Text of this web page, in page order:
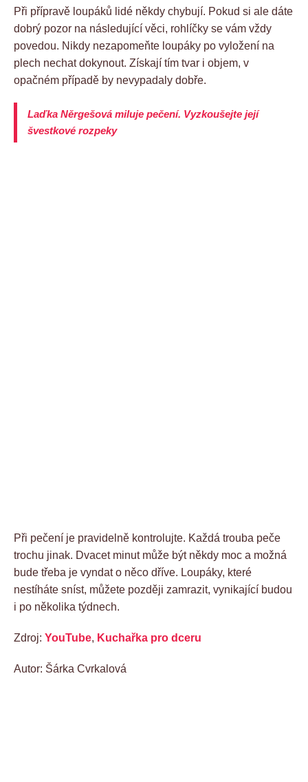
Při přípravě loupáků lidé někdy chybují. Pokud si ale dáte
dobrý pozor na následující věci, rohlíčky se vám vždy
povedou. Nikdy nezapomeňte loupáky po vyložení na
plech nechat dokynout. Získají tím tvar i objem, v
opačném případě by nevypadaly dobře.
Laďka Něrgešová miluje pečení. Vyzkoušejte její
švestkové rozpeky
Při pečení je pravidelně kontrolujte. Každá trouba peče
trochu jinak. Dvacet minut může být někdy moc a možná
bude třeba je vyndat o něco dříve. Loupáky, které
nestíháte sníst, můžete později zamrazit, vynikající budou
i po několika týdnech.
Zdroj: YouTube, Kuchařka pro dceru
Autor: Šárka Cvrkalová